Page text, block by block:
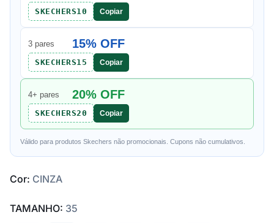
SKECHERS10 Copiar
3 pares 15% OFF
SKECHERS15 Copiar
4+ pares 20% OFF
SKECHERS20 Copiar
Válido para produtos Skechers não promocionais. Cupons não cumulativos.
Cor: CINZA
TAMANHO: 35